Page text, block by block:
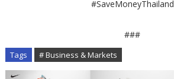
#SaveMoneyThailand
###
Tags # Business & Markets